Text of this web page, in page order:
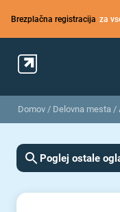
Brezplačna registracija za
Domov / Delovna mesta /
Poglej ostale